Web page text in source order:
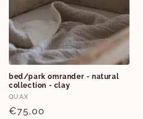
bed/park omrander - natural
collection - clay
Verkoper:
QUAX
Normale
€75,00